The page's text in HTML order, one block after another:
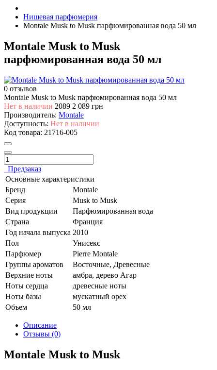
Нишевая парфюмерия
Montale Musk to Musk парфюмированная вода 50 мл
Montale Musk to Musk
парфюмированная вода 50 мл
0 отзывов
Montale Musk to Musk парфюмированная вода 50 мл
Нет в наличии 2089 2 089 грн
Производитель: Montale
Доступность: Нет в наличии
Код товара: 21716-005
Предзаказ
Основные характеристики
Бренд
Montale
Серия
Musk to Musk
Вид продукции
Парфюмированная вода
Страна
Франция
Год начала выпуска 2010
Пол
Унисекс
Парфюмер
Pierre Montale
Группы ароматов
Восточные, Древесные
Верхние ноты
амбра, дерево Агар
Ноты сердца
древесные ноты
Ноты базы
мускатный орех
Объем
50 мл
Описание
Отзывы (0)
Montale Musk to Musk